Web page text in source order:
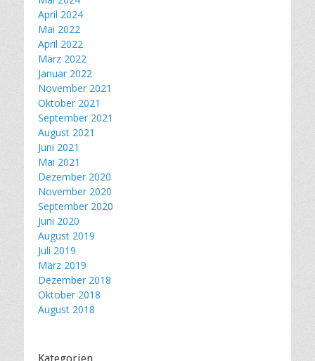
April 2024
Mai 2022
April 2022
März 2022
Januar 2022
November 2021
Oktober 2021
September 2021
August 2021
Juni 2021
Mai 2021
Dezember 2020
November 2020
September 2020
Juni 2020
August 2019
Juli 2019
März 2019
Dezember 2018
Oktober 2018
August 2018